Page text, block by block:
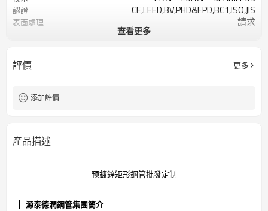
認證 CE,LEED,BV,PHD&EPD,BC1,ISO,JIS
表面處理 請求
等級
Gr.C,S235,S275,S355,S420,S460,
交貨時間
付款方式
查看更多
評價 更多
添加評價
產品描述
预鍍鋅矩形鋼管批發定制
源泰德潤鋼管集團簡介